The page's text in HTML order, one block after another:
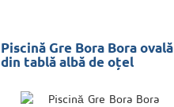
Piscină Gre Bora Bora ovală
din tablă albă de oțel